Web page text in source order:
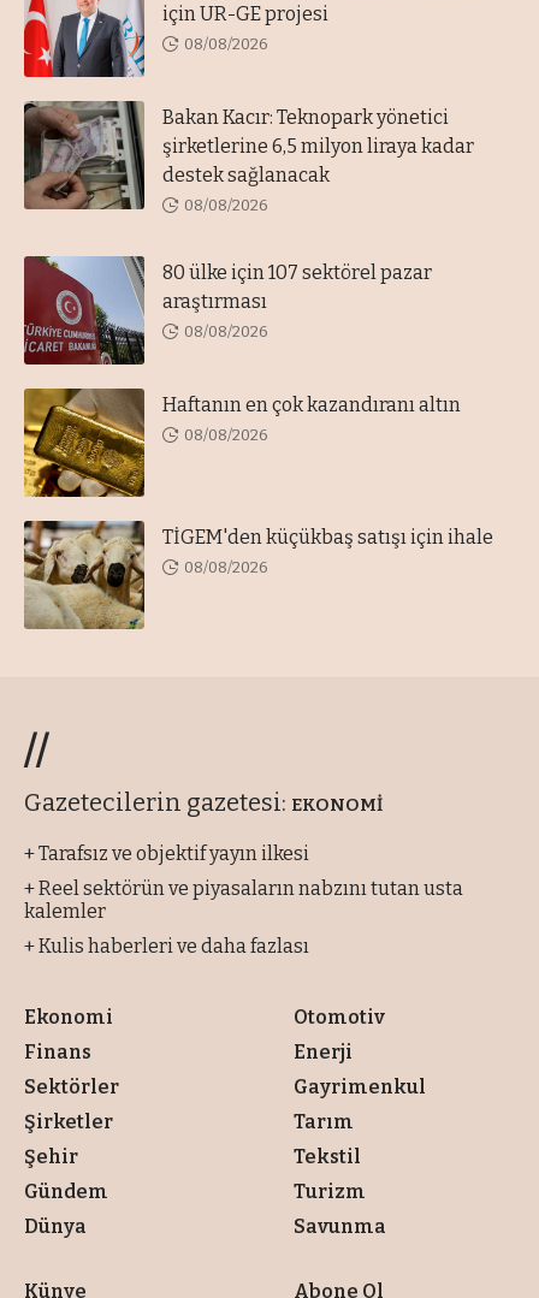
için UR-GE projesi
08/08/2026
Bakan Kacır: Teknopark yönetici
şirketlerine 6,5 milyon liraya kadar
destek sağlanacak
08/08/2026
80 ülke için 107 sektörel pazar
araştırması
08/08/2026
Haftanın en çok kazandıranı altın
08/08/2026
TİGEM'den küçükbaş satışı için ihale
08/08/2026
//
Gazetecilerin gazetesi: EKONOMİ
+ Tarafsız ve objektif yayın ilkesi
+ Reel sektörün ve piyasaların nabzını tutan usta
kalemler
+ Kulis haberleri ve daha fazlası
Ekonomi
Finans
Sektörler
Şirketler
Şehir
Gündem
Dünya
Otomotiv
Enerji
Gayrimenkul
Tarım
Tekstil
Turizm
Savunma
Künye Abone Ol